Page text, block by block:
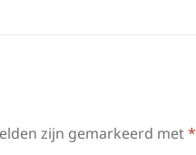
zijn gemarkeerd met*